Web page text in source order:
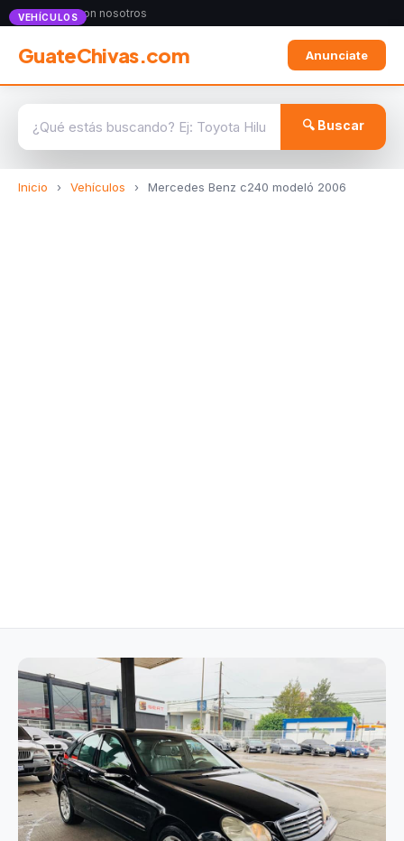
Anunciate con nosotros
GuateChivas.com Anunciate
🔍 Buscar
Inicio › Vehículos › Mercedes Benz c240 modeló 2006
VEHÍCULOS